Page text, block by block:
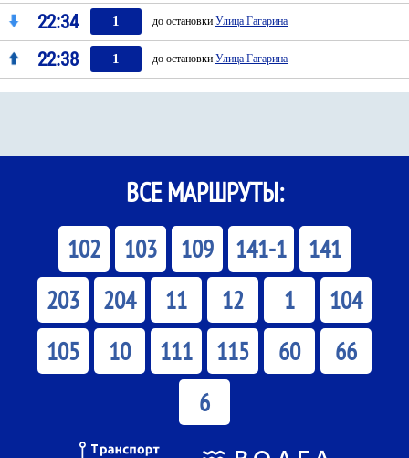
22:34 1 до остановки Улица Гагарина
22:38 1 до остановки Улица Гагарина
ВСЕ МАРШРУТЫ:
102 103 109 141-1
141
203
204 11 12 1
104
105
10 111 115 60
66
6